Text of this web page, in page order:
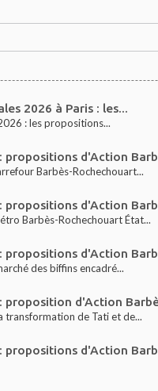
2026 à Paris : les...
: les propositions...
propositions d'Action
Barbès-Rochechouart...
propositions d'Action
Barbès-Rochechouart État...
propositions d'Action
des biffins encadré...
proposition d'Action
transformation de Tati et de...
propositions d'Action